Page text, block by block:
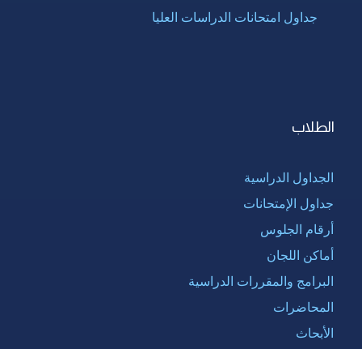
جداول امتحانات الدراسات العليا
الطلاب
الجداول الدراسية
جداول الإمتحانات
أرقام الجلوس
أماكن اللجان
البرامج والمقررات الدراسية
المحاضرات
الأبحاث